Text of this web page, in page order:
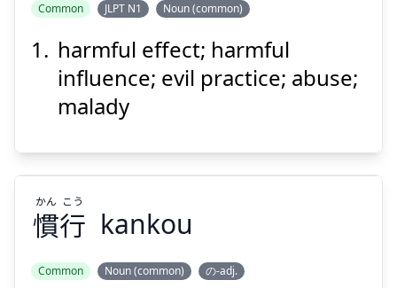
Show answer
Suspend
弊
害
へい
がい
Suspend
Common JLPT N1 Noun (common)
harmful effect; harmful
influence; evil practice; abuse;
malady
慣行
かん こう
kankou
Common Noun (common) の-adj.